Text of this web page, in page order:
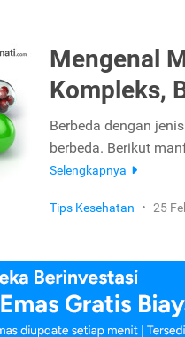
Mengenal
Kompleks,
Berbeda dengan
berbeda. Berikut
Selengkapnya
Tips Kesehatan • 25